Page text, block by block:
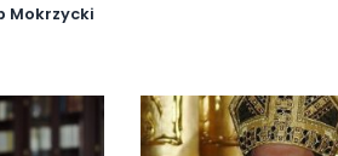
Mokrzycki